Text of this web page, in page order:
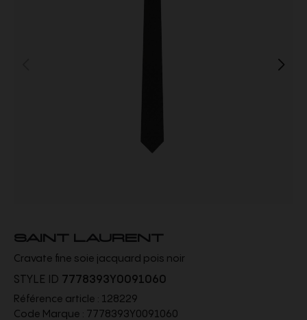
SAINT LAURENT
Cravate fine soie jacquard pois noir
STYLE ID 7778393Y0091060
Référence article : 128229
Code Marque : 7778393Y0091060